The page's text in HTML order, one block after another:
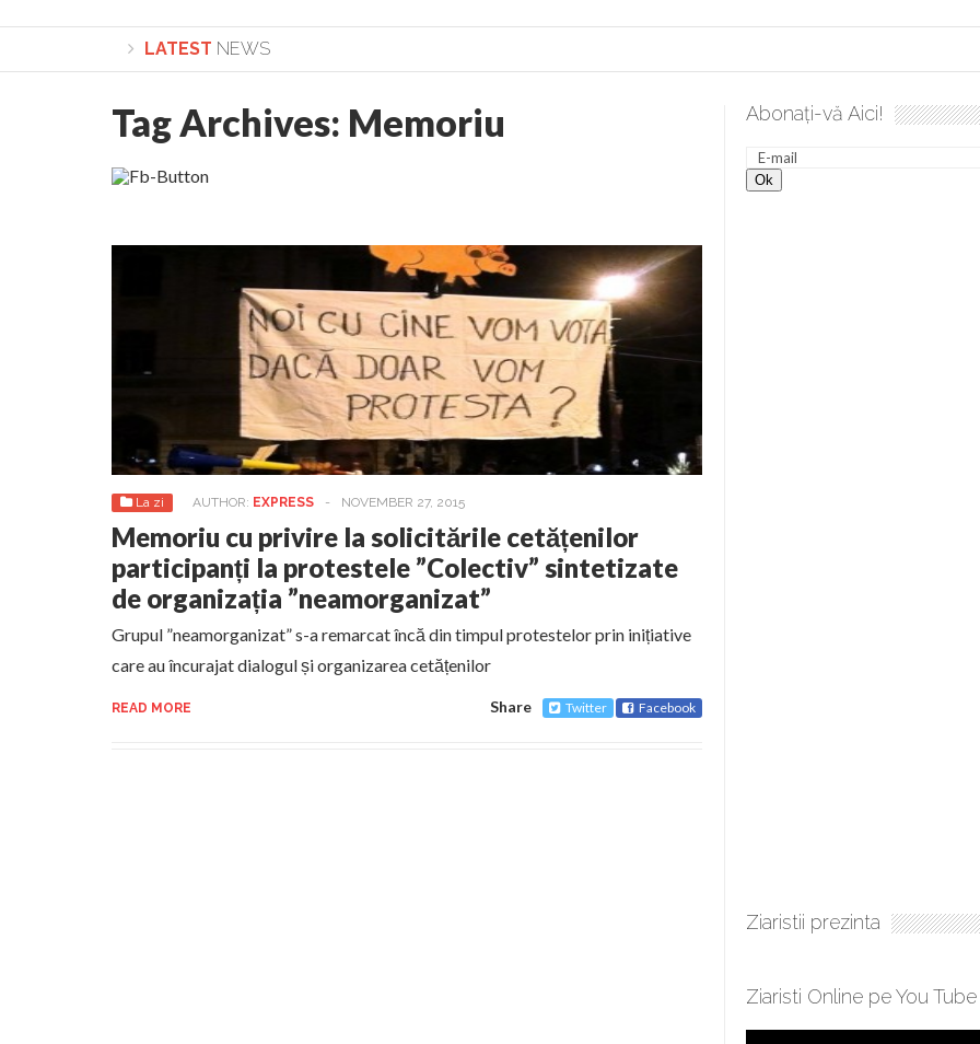
LATEST NEWS
Lepădarea de sine și urmarea lui Hristos. Calea spre desăvârșire. Gând de duminică de Elena Solunca Moise Sculați,
Tag Archives: Memoriu
La zi AUTHOR: EXPRESS - NOVEMBER 27, 2015
Memoriu cu privire la solicitările cetățenilor
participanți la protestele ”Colectiv” sintetizate
de organizația ”neamorganizat”
Grupul ”neamorganizat” s-a remarcat încă din timpul protestelor prin inițiative
care au încurajat dialogul și organizarea cetățenilor
READ MORE Share Twitter Facebook
Abonați-vă Aici!
Ziaristii prezinta
Ziaristi Online pe You Tube